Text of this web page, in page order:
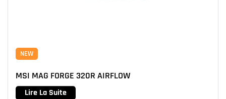
NEW
MSI MAG FORGE 320R AIRFLOW
Lire La Suite